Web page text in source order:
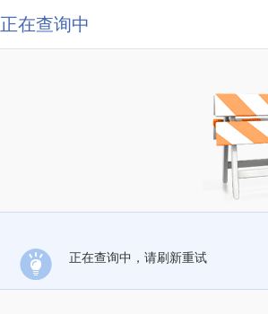
正在查询中
正在查询中，请刷新重试